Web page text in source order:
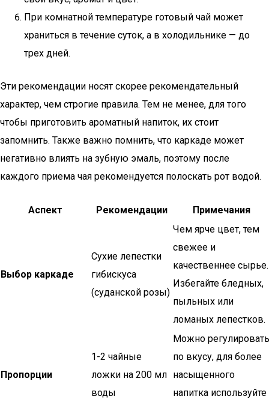
При комнатной температуре готовый чай может
храниться в течение суток, а в холодильнике — до
трех дней.
Эти рекомендации носят скорее рекомендательный
характер, чем строгие правила. Тем не менее, для того
чтобы приготовить ароматный напиток, их стоит
запомнить. Также важно помнить, что каркаде может
негативно влиять на зубную эмаль, поэтому после
каждого приема чая рекомендуется полоскать рот водой.
Аспект Рекомендации Примечания
Выбор каркаде
Сухие лепестки
гибискуса
(суданской розы)
Чем ярче цвет, тем
свежее и
качественнее сырье.
Избегайте бледных,
пыльных или
ломаных лепестков.
Пропорции
1-2 чайные
ложки на 200 мл
воды
Можно регулировать
по вкусу, для более
насыщенного
напитка используйте